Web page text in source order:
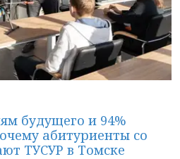
будущего и 94%
абитуриенты со
ТУСУР в Томске